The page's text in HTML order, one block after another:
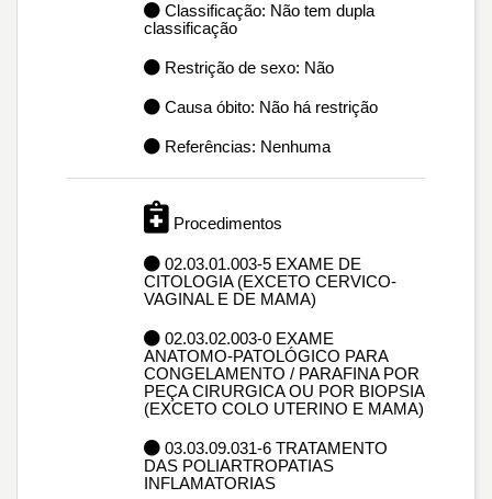
Classificação: Não tem dupla
classificação
Restrição de sexo: Não
Causa óbito: Não há restrição
Referências: Nenhuma
Procedimentos
02.03.01.003-5 EXAME DE
CITOLOGIA (EXCETO CERVICO-
VAGINAL E DE MAMA)
02.03.02.003-0 EXAME
ANATOMO-PATOLÓGICO PARA
CONGELAMENTO / PARAFINA POR
PEÇA CIRURGICA OU POR BIOPSIA
(EXCETO COLO UTERINO E MAMA)
03.03.09.031-6 TRATAMENTO
DAS POLIARTROPATIAS
INFLAMATORIAS